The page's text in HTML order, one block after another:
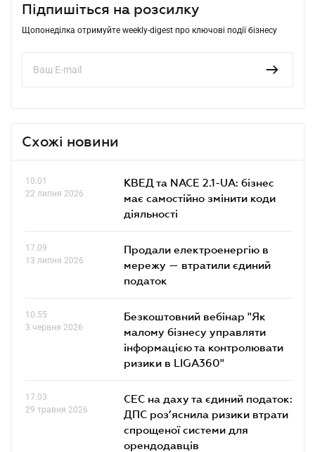
Підпишіться на розсилку
Щопонеділка отримуйте weekly-digest про ключові події бізнесу
Схожі новини
10.01
22 липня 2026
КВЕД та NACE 2.1-UA: бізнес
має самостійно змінити коди
діяльності
17.09
13 липня 2026
Продали електроенергію в
мережу — втратили єдиний
податок
10.55
3 червня 2026
Безкоштовний вебінар "Як
малому бізнесу управляти
інформацією та контролювати
ризики в LIGA360"
17.03
29 травня 2026
СЕС на даху та єдиний податок:
ДПС роз’яснила ризики втрати
спрощеної системи для
орендодавців